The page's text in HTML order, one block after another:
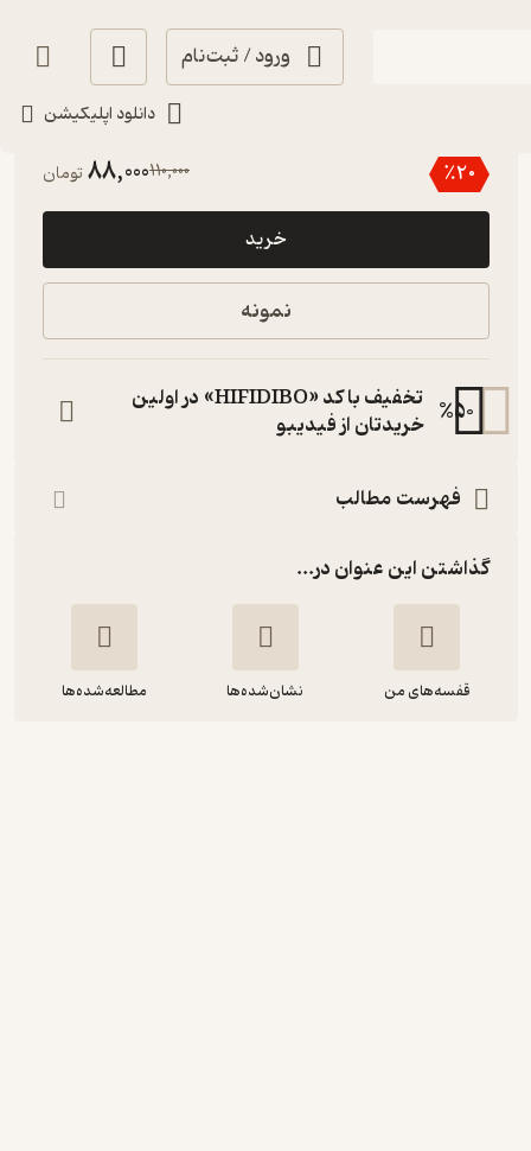
ورود / ثبت‌نام
دانلود اپلیکیشن
٪20
110,000
88,000تومان
خرید
نمونه
%50
تخفیف با کد «HIFIDIBO» در اولین
خریدتان از فیدیبو
فهرست مطالب
گذاشتن این عنوان در...
قفسه‌های من نشان‌شده‌ها مطالعه‌شده‌ها